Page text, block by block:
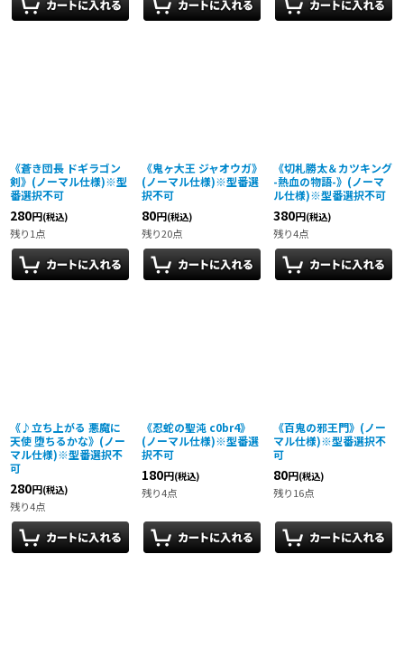
《蒼き団長 ドギラゴン
剣》(ノーマル仕様)※型
番選択不可
280円(税込)
残り1点
《鬼ヶ大王 ジャオウガ》
(ノーマル仕様)※型番選
択不可
80円(税込)
残り20点
《切札勝太＆カツキング
-熱血の物語-》(ノーマ
ル仕様)※型番選択不可
380円(税込)
残り4点
《♪立ち上がる 悪魔に
天使 堕ちるかな》(ノー
マル仕様)※型番選択不
可
280円(税込)
残り4点
《忍蛇の聖沌 c0br4》
(ノーマル仕様)※型番選
択不可
180円(税込)
残り4点
《百鬼の邪王門》(ノー
マル仕様)※型番選択不
可
80円(税込)
残り16点